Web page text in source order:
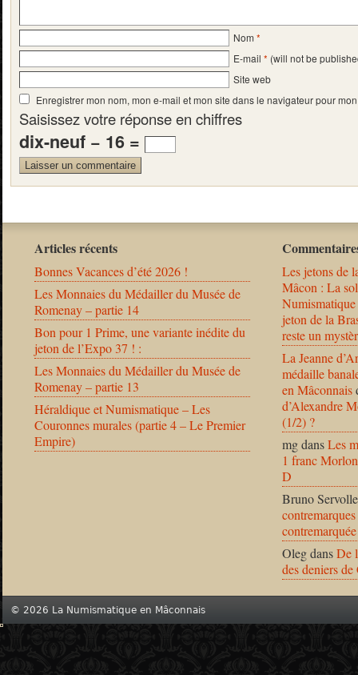
Nom *
E-mail * (will not be
Site web
Enregistrer mon nom, mon e-mail et mon site dans le navigateur pour
Saisissez votre réponse en chiffres
dix-neuf − 16 =
Articles récents
Bonnes Vacances d’été 2026 !
Les Monnaies du Médailler du Musée de
Romenay – partie 14
Bon pour 1 Prime, une variante inédite du
jeton de l’Expo 37 ! :
Les Monnaies du Médailler du Musée de
Romenay – partie 13
Héraldique et Numismatique – Les
Couronnes murales (partie 4 – Le Premier
Empire)
Les jetons de
Mâcon : La
jeton de la
reste un
La Jeanne
médaille
en Mâconnais
d’Alexandre
(1/2) ?
mgdansLes
1 franc
D
Bruno Servolle
OlegdansDe
des deniers
© 2026 La Numismatique en Mâconnais